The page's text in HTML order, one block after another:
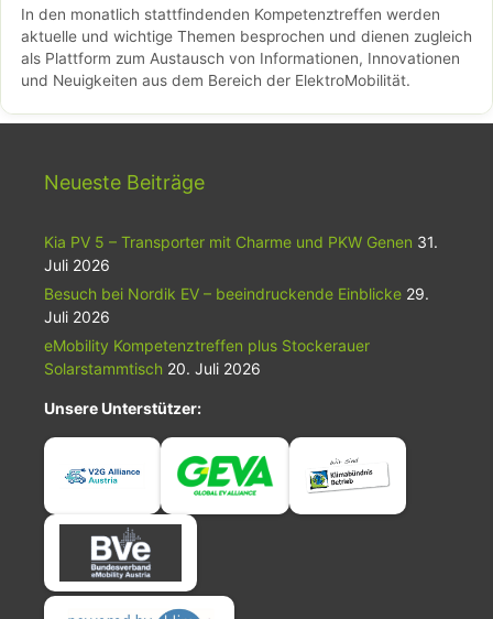
In den monatlich stattfindenden Kompetenztreffen werden
aktuelle und wichtige Themen besprochen und dienen zugleich
als Plattform zum Austausch von Informationen, Innovationen
und Neuigkeiten aus dem Bereich der ElektroMobilität.
Neueste Beiträge
Kia PV 5 – Transporter mit Charme und PKW Genen 31.
Juli 2026
Besuch bei Nordik EV – beeindruckende Einblicke 29.
Juli 2026
eMobility Kompetenztreffen plus Stockerauer
Solarstammtisch 20. Juli 2026
Unsere Unterstützer: